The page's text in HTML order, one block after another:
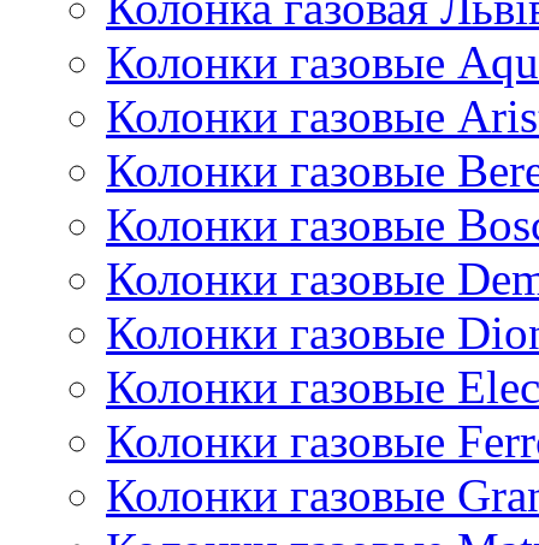
Колонки газовые
Колонки газовые
Колонки газовые
Колонки газовые
Колонки газовые
Колонки газовые
Колонки газовые
Колонки газовые
Колонки газовые